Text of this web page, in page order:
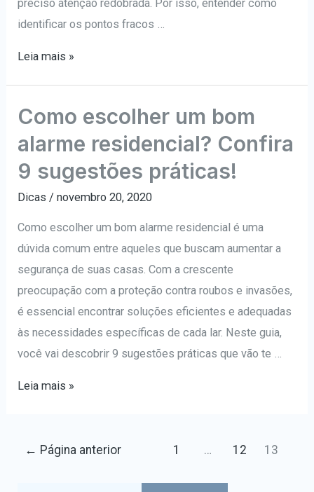
preciso atenção redobrada. Por isso, entender como
identificar os pontos fracos …
Como
pontos
fracos
da
sua
casa?
Veja
10
sinais
de
alerta!
Leia mais »
Como escolher um bom
alarme residencial? Confira
9 sugestões práticas!
Dicas /novembro 20, 2020
Como escolher um bom alarme residencial é uma
dúvida comum entre aqueles que buscam aumentar a
segurança de suas casas. Com a crescente
preocupação com a proteção contra roubos e invasões,
é essencial encontrar soluções eficientes e adequadas
às necessidades específicas de cada lar. Neste guia,
você vai descobrir 9 sugestões práticas que vão te …
Como
bom
Leia mais »
Paginação
← Página anterior 1 … 12 13